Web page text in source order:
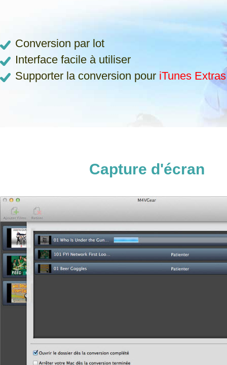
Conversion par lot
Interface facile à utiliser
Supporter la conversion pour iTunes Extras
Capture d'écran